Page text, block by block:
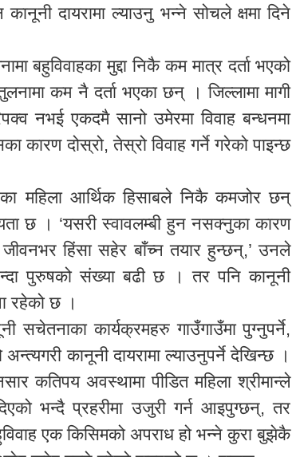
दायरामा ल्याउनु भन्ने सोचले क्षमा दिने
बहुविवाहका मुद्दा निकै कम मात्र दर्ता भएको
कम नै दर्ता भएका छन् । जिल्लामा मागी
नभई एकदमै सानो उमेरमा विवाह बन्धनमा
दोस्रो, तेस्रो विवाह गर्ने गरेको पाइन्छ
महिला आर्थिक हिसाबले निकै कमजोर छन्
छ । ‘यसरी स्वावलम्बी हुन नसक्नुका कारण
जीवनभर हिंसा सहेर बाँच्न तयार हुन्छन्,’ उनले
पुरुषको संख्या बढी छ । तर पनि कानूनी
रहेको छ ।
सचेतनाका कार्यक्रमहरु गाउँगाउँमा पुग्नुपर्ने,
कानूनी दायरामा ल्याउनुपर्ने देखिन्छ ।
कतिपय अवस्थामा पीडित महिला श्रीमान्ले
भन्दै प्रहरीमा उजुरी गर्न आइपुग्छन्, तर
एक किसिमको अपराध हो भन्ने कुरा बुझेकै